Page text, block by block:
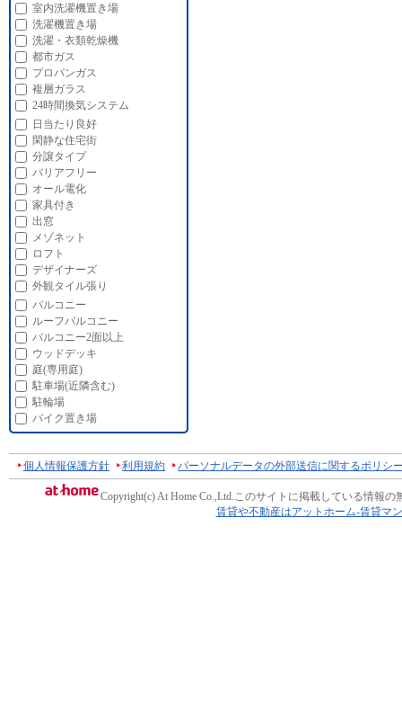
室内洗濯機置き場
洗濯機置き場
洗濯・衣類乾燥機
都市ガス
プロパンガス
複層ガラス
24時間換気システム
日当たり良好
閑静な住宅街
分譲タイプ
バリアフリー
オール電化
家具付き
出窓
メゾネット
ロフト
デザイナーズ
外観タイル張り
バルコニー
ルーフバルコニー
バルコニー2面以上
ウッドデッキ
庭(専用庭)
駐車場(近隣含む)
駐輪場
バイク置き場
個人情報保護方針 利用規約 パーソナルデータの外部送信に関するポリシ
Copyright(c) At Home Co.,Ltd.このサイトに掲載している情報の
賃貸や不動産はアットホーム-賃貸マ